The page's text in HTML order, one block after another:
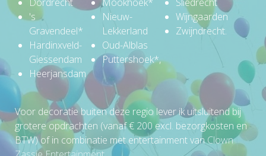
Dordrecht
's
Gravendeel*
Hardinxveld-
Giessendam
Heerjansdam
Mookhoek*
Nieuw-
Lekkerland
Oud-Alblas
Puttershoek*,
Sliedrecht
Wijngaarden
Zwijndrecht.
Voor decoratie buiten deze regio lever ik uitsluitend bij
grotere opdrachten (vanaf € 200 excl. bezorgkosten en
BTW) of in combinatie met entertainment vanClown